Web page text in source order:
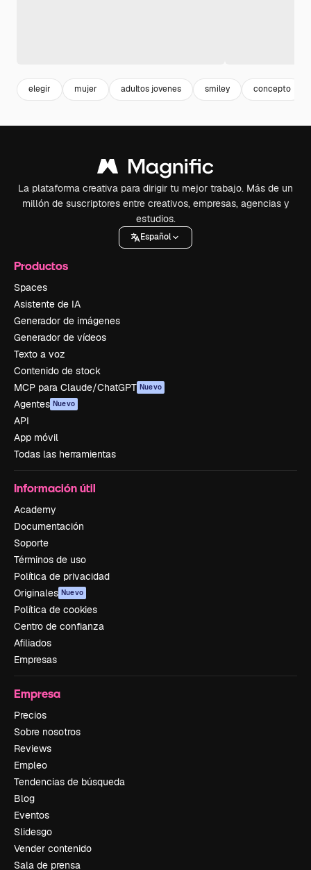
elegir mujer adultos jovenes smiley concepto
La plataforma creativa para dirigir tu mejor trabajo. Más de un
millón de suscriptores entre creativos, empresas, agencias y
estudios.
Español
Productos
Spaces
Asistente de IA
Generador de imágenes
Generador de vídeos
Texto a voz
Contenido de stock
MCP para Claude/ChatGPT Nuevo
Agentes Nuevo
API
App móvil
Todas las herramientas
Información útil
Academy
Documentación
Soporte
Términos de uso
Política de privacidad
Originales Nuevo
Política de cookies
Centro de confianza
Afiliados
Empresas
Empresa
Precios
Sobre nosotros
Reviews
Empleo
Tendencias de búsqueda
Blog
Eventos
Slidesgo
Vender contenido
Sala de prensa